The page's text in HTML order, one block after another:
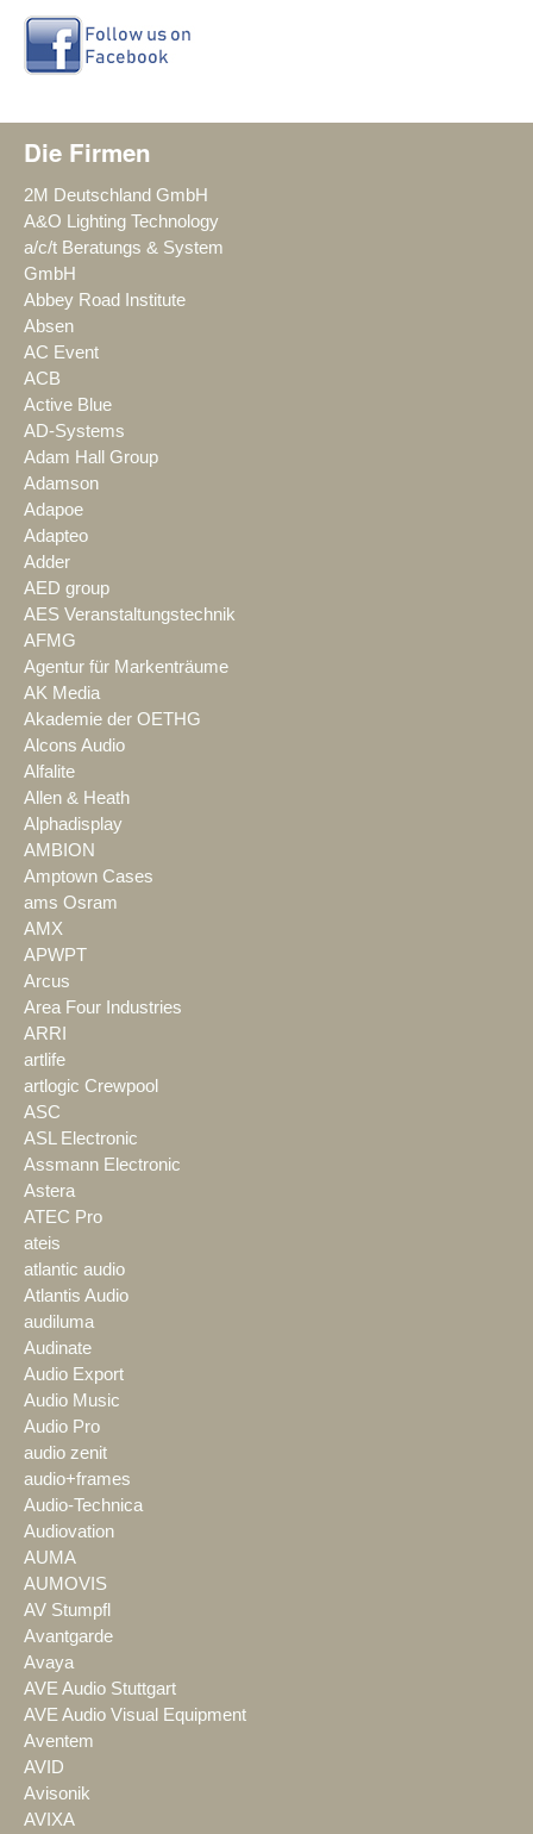
Die Firmen
2M Deutschland GmbH
A&O Lighting Technology
a/c/t Beratungs & System
GmbH
Abbey Road Institute
Absen
AC Event
ACB
Active Blue
AD-Systems
Adam Hall Group
Adamson
Adapoe
Adapteo
Adder
AED group
AES Veranstaltungstechnik
AFMG
Agentur für Markenträume
AK Media
Akademie der OETHG
Alcons Audio
Alfalite
Allen & Heath
Alphadisplay
AMBION
Amptown Cases
ams Osram
AMX
APWPT
Arcus
Area Four Industries
ARRI
artlife
artlogic Crewpool
ASC
ASL Electronic
Assmann Electronic
Astera
ATEC Pro
ateis
atlantic audio
Atlantis Audio
audiluma
Audinate
Audio Export
Audio Music
Audio Pro
audio zenit
audio+frames
Audio-Technica
Audiovation
AUMA
AUMOVIS
AV Stumpfl
Avantgarde
Avaya
AVE Audio Stuttgart
AVE Audio Visual Equipment
Aventem
AVID
Avisonik
AVIXA